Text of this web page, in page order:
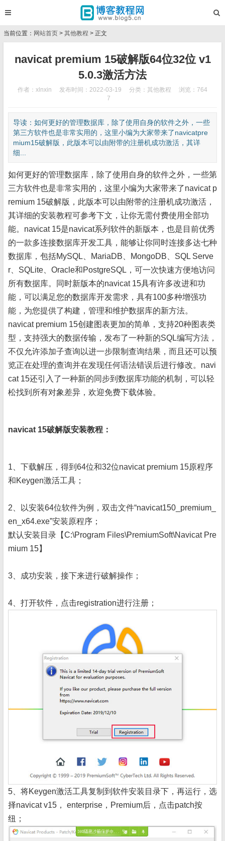
当前位置： 网站首页 > 其他教程 > 正文
navicat premium 15破解版64位32位 v1
5.0.3激活方法
作者：xlnxin 发布时间：2022-03-19 分类： 其他教程
浏览：764
7
导读：如何更好的管理数据库，除了使用自身的软件之外，一些
第三方软件也是非常实用的，这里小编为大家带来了navicatpre
mium15破解版，此版本可以由附带的注册机成功激活，其详
细...
如何更好的管理数据库，除了使用自身的软件之外，一些第
三方软件也是非常实用的，这里小编为大家带来了navicat p
remium 15破解版，此版本可以由附带的注册机成功激活，
其详细的安装教程可参考下文，让你无需付费使用全部功
能。navicat 15是navicat系列软件的新版本，也是目前优秀
的一款多连接数据库开发工具，能够让你同时连接多达七种
数据库，包括MySQL、MariaDB、MongoDB、SQL Serve
r、SQLite、Oracle和PostgreSQL，可一次快速方便地访问
所有数据库。同时新版本的navicat 15具有许多改进和功
能，可以满足您的数据库开发需求，具有100多种增强功
能，为您提供了构建，管理和维护数据库的新方法。
navicat premium 15创建图表更加的简单，支持20种图表类
型，支持强大的数据传输，发布了一种新的SQL编写方法，
不仅允许添加子查询以进一步限制查询结果，而且还可以预
览正在处理的查询并在发现任何语法错误后进行修改。navi
cat 15还引入了一种新的同步到数据库功能的机制，可以轻
松找到所有对象差异，欢迎免费下载体验。
navicat 15破解版安装教程：
1、下载解压，得到64位和32位navicat premium 15原程序
和Keygen激活工具；
2、以安装64位软件为例，双击文件“navicat150_premium_
en_x64.exe”安装原程序；
默认安装目录【C:\Program Files\PremiumSoft\Navicat Pre
mium 15】
3、成功安装，接下来进行破解操作；
4、打开软件，点击registration进行注册；
5、将Keygen激活工具复制到软件安装目录下，再运行，选
择navicat v15， enterprise，Premium后，点击patch按
纽；